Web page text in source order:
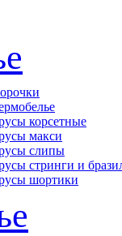
корсетные
макси
слипы
стринги и
шортики